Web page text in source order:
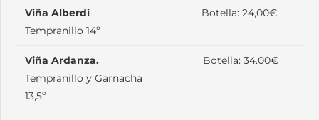
Viña Alberdi
Tempranillo 14º
Botella: 24,00€
Viña Ardanza.
Tempranillo y Garnacha
13,5º
Botella: 34.00€